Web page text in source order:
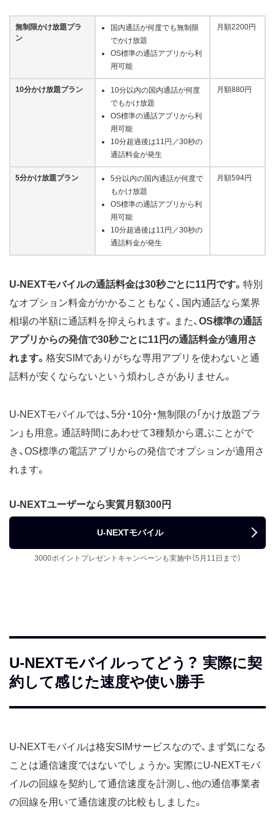
無制限かけ放題プラ
ン
国内通話が何度でも無制限
でかけ放題
OS標準の通話アプリから利
用可能
月額2200円
10分かけ放題プラン
10分以内の国内通話が何度
でもかけ放題
OS標準の通話アプリから利
用可能
10分超過後は11円／30秒の
通話料金が発生
月額880円
5分かけ放題プラン
5分以内の国内通話が何度で
もかけ放題
OS標準の通話アプリから利
用可能
10分超過後は11円／30秒の
通話料金が発生
月額594円
U-NEXTモバイルの通話料金は30秒ごとに11円です。 特別
なオプション料金がかかることもなく、国内通話なら業界
相場の半額に通話料を抑えられます。また、 OS標準の通話
アプリからの発信で30秒ごとに11円の通話料金が適用さ
れます。 格安SIMでありがちな専用アプリを使わないと通
話料が安くならないという煩わしさがありません。
U-NEXTモバイルでは、5分・10分・無制限の「かけ放題プラ
ン」も用意。通話時間にあわせて3種類から選ぶことがで
き、OS標準の電話アプリからの発信でオプションが適用さ
れます。
U-NEXTユーザーなら実質月額300円
U-NEXTモバイル
3000ポイントプレゼントキャンペーンも実施中（5月11日まで）
U-NEXTモバイルってどう？ 実際に契
約して感じた速度や使い勝手
U-NEXTモバイルは格安SIMサービスなので、まず気になる
ことは通信速度ではないでしょうか。実際にU-NEXTモバ
イルの回線を契約して通信速度を計測し、他の通信事業者
の回線を用いて通信速度の比較もしました。